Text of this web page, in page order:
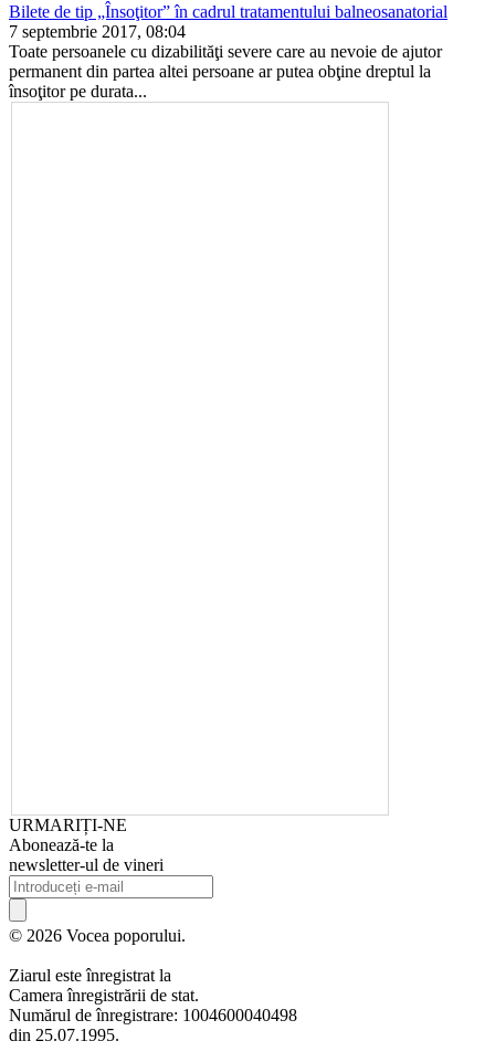
Bilete de tip „Însoţitor” în cadrul tratamentului balneosanatorial
7 septembrie 2017, 08:04
Toate persoanele cu dizabilităţi severe care au nevoie de aju­tor
permanent din partea altei persoane ar putea obţine drep­tul la
însoţitor pe durata...
URMARIȚI-NE
Abonează-te la
newsletter-ul de vineri
© 2026 Vocea poporului.
Ziarul este înregistrat la
Camera înregistrării de stat.
Numărul de înregistrare: 1004600040498
din 25.07.1995.